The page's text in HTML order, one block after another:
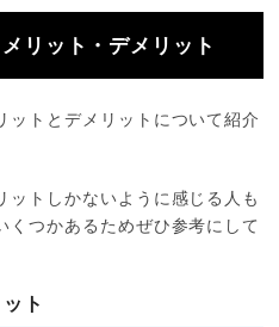
リット・デメリット
ットとデメリットについて紹介
ットしかないように感じる人も
くつかあるためぜひ参考にして
ト